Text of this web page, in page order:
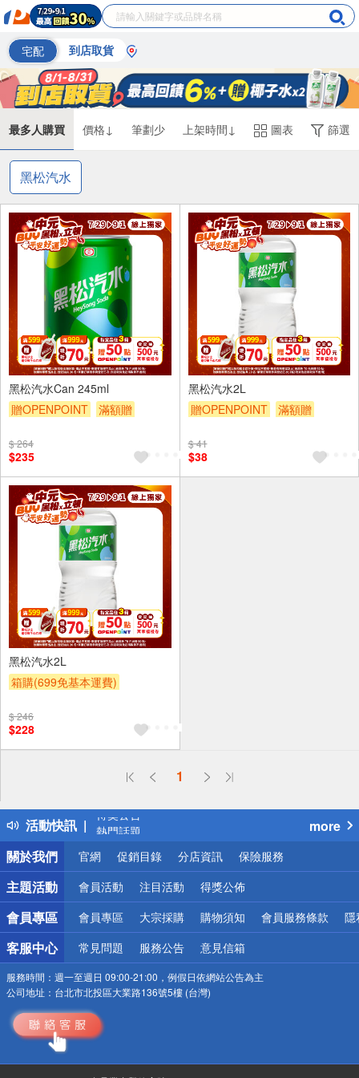
宅配 到店取貨
最多人購買 價格↓ 筆劃少 上架時間↓ 圖表 篩選
黑松汽水
24入
黑松汽水Can 245ml
贈OPENPOINT
滿額贈
$ 264
$235
黑松汽水2L
贈OPENPOINT
滿額贈
$ 41
$38
6入
黑松汽水2L
箱購(699免基本運費)
滿額折
$ 246
$228
1
活動快訊
偏遠地區配送
得獎公告
熱門話題
銀行優惠
偏遠地區配送
詐騙網頁！請小心！
more
關於我們
官網 促銷目錄 分店資訊 保險服務
主題活動 會員活動 注目活動 得獎公佈
會員專區 會員專區 大宗採購 購物須知 會員服務條款 隱
客服中心 常見問題 服務公告 意見信箱
服務時間： 週一至週日 09:00-21:00，例假日依網站公告為主
公司地址： 台北市北投區大業路136號5樓 (台灣)